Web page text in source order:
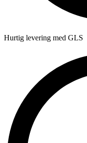
Hurtig levering med GLS